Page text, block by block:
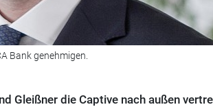
Bank genehmigen.
Gleißner die Captive nach außen